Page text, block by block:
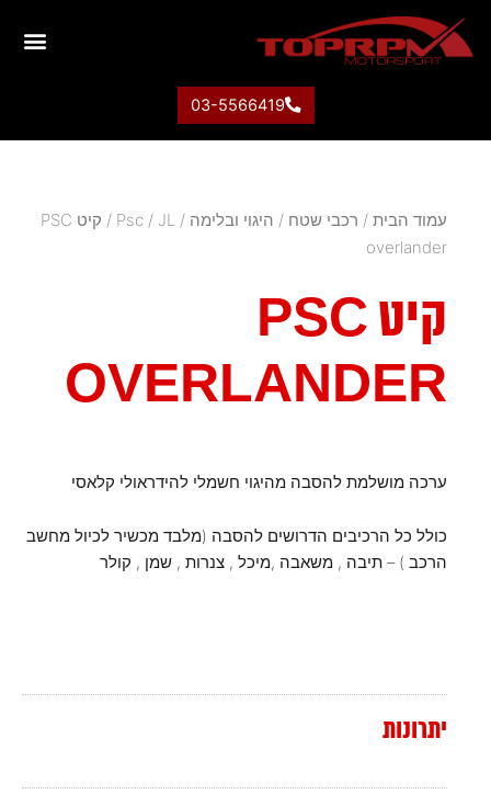
03-5566419
עמוד הבית / רכבי שטח / היגוי ובלימה /
Psc / JL
/ קיט PSC
overlander
קיט PSC
OVERLANDER
ערכה מושלמת להסבה מהיגוי חשמלי להידראולי קלאסי
כולל כל הרכיבים הדרושים להסבה (מלבד מכשיר לכיול מחשב
הרכב ) – תיבה , משאבה ,מיכל , צנרות , שמן , קולר
יתרונות